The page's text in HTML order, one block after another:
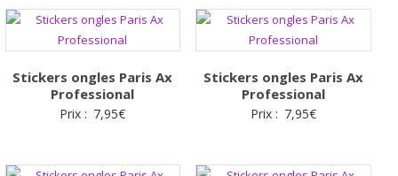
Stickers ongles Paris Ax
Professional
Prix : 7,95€
Stickers ongles Paris Ax
Professional
Prix : 7,95€